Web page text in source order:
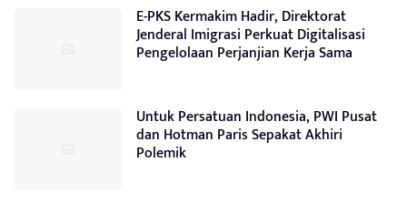
E-PKS Kermakim Hadir, Direktorat
Jenderal Imigrasi Perkuat Digitalisasi
Pengelolaan Perjanjian Kerja Sama
Untuk Persatuan Indonesia, PWI Pusat
dan Hotman Paris Sepakat Akhiri
Polemik